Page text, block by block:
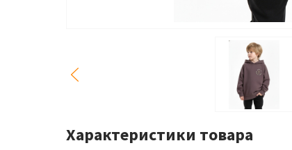
Характеристики товара